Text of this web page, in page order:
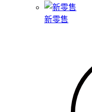
新零售